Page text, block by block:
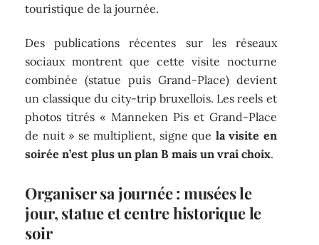
touristique de la journée.
Des publications récentes sur les réseaux
sociaux montrent que cette visite nocturne
combinée (statue puis Grand-Place) devient
un classique du city-trip bruxellois. Les reels et
photos titrés « Manneken Pis et Grand-Place
de nuit » se multiplient, signe que la visite en
soirée n’est plus un plan B mais un vrai choix.
Organiser sa journée : musées le
jour, statue et centre historique le
soir